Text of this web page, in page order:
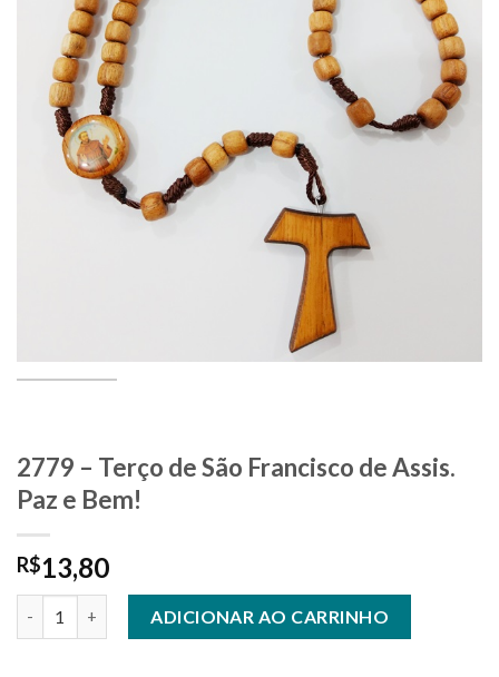
2779 – Terço de São Francisco de Assis.
Paz e Bem!
R$13,80
ADICIONAR AO CARRINHO